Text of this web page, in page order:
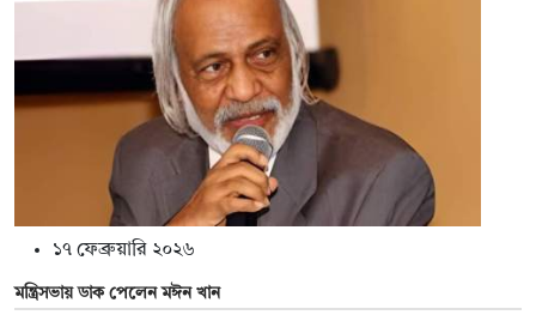
১৭ ফেব্রুয়ারি ২০২৬
মন্ত্রিসভায় ডাক পেলেন মঈন খান